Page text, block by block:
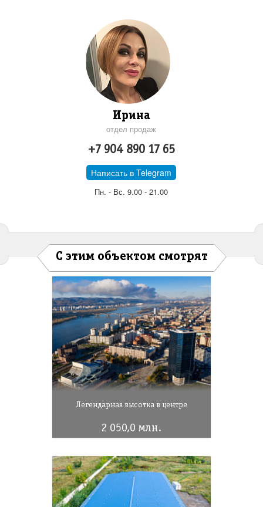
Ирина
отдел продаж
+7 904 890 17 65
Написать в Telegram
Пн. - Вс. 9.00 - 21.00
С этим объектом смотрят
Легендарная высотка в центре
2 050,0 млн.